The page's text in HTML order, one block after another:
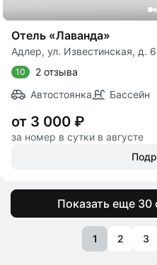
Отель «Лаванда»
Адлер, ул. Известинская, д. 6
10
2 отзыва
Автостоянка
Бассейн
от 3 000 ₽
за номер в сутки в августе
Показать еще 30
1 2 3